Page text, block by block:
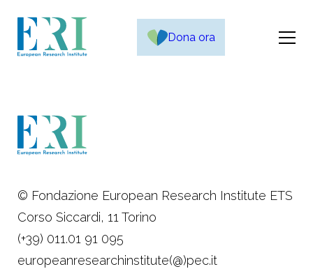
Dona ora
© Fondazione European Research Institute ETS
Corso Siccardi, 11 Torino
(+39) 011.01 91 095
europeanresearchinstitute(@)pec.it